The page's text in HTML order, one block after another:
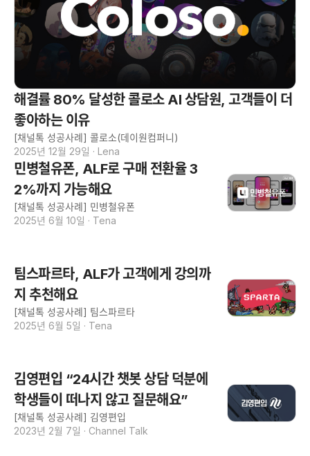
해결률 80% 달성한 콜로소 AI 상담원, 고객들이 더
좋아하는 이유
[채널톡 성공사례] 콜로소(데이원컴퍼니)
2025년 12월 29일 · Lena
민병철유폰, ALF로 구매 전환율 3
2%까지 가능해요
[채널톡 성공사례] 민병철유폰
2025년 6월 10일 · Tena
팀스파르타, ALF가 고객에게 강의까
지 추천해요
[채널톡 성공사례] 팀스파르타
2025년 6월 5일 · Tena
김영편입 “24시간 챗봇 상담 덕분에
학생들이 떠나지 않고 질문해요”
[채널톡 성공사례] 김영편입
2023년 2월 7일 · Channel Talk